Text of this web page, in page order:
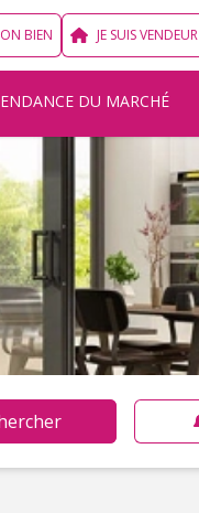
BIEN JE SUIS VENDEUR
DU MARCHÉ